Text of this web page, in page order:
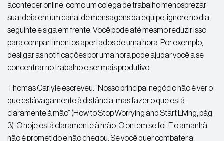
acontecer online, como um colega de trabalho menosprezar
sua ideia em um canal de mensagens da equipe, ignore no dia
seguinte e siga em frente. Você pode até mesmo reduzir isso
para compartimentos apertados de uma hora. Por exemplo,
desligar as notificações por uma hora pode ajudar você a se
concentrar no trabalho e ser mais produtivo.
Thomas Carlyle escreveu: “Nosso principal negócio não é ver o
que está vagamente à distância, mas fazer o que está
claramente à mão” (How to Stop Worrying and Start Living, pág.
3). O hoje está claramente à mão. O ontem se foi. E o amanhã
não é prometido e não chegou. Se você quer combater a